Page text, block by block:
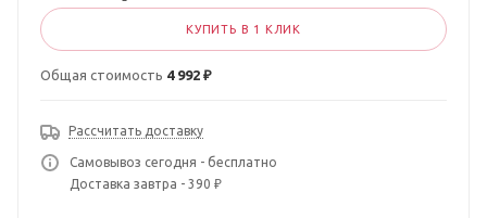
КУПИТЬ В 1 КЛИК
Общая стоимость 4 992 ₽
Рассчитать доставку
Самовывоз сегодня - бесплатно
Доставка завтра - 390 ₽